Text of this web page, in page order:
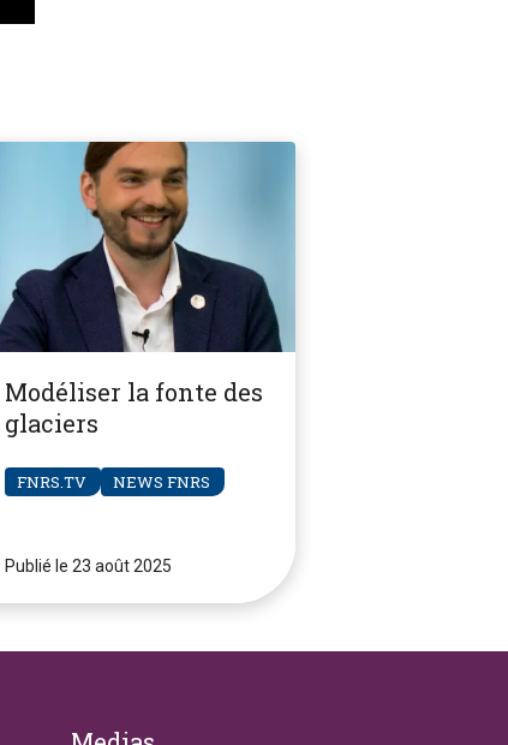
Modéliser la fonte des
glaciers
FNRS.TV NEWS FNRS
Publié le 23 août 2025